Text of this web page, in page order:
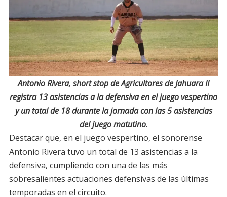
Antonio Rivera, short stop de Agricultores de Jahuara II
registra 13 asistencias a la defensiva en el juego vespertino
y un total de 18 durante la jornada con las 5 asistencias
del juego matutino.
Destacar que, en el juego vespertino, el sonorense
Antonio Rivera tuvo un total de 13 asistencias a la
defensiva, cumpliendo con una de las más
sobresalientes actuaciones defensivas de las últimas
temporadas en el circuito.